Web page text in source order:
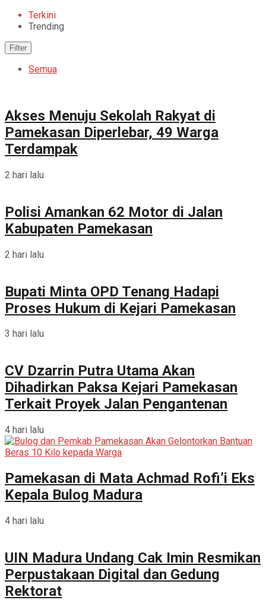
Terkini
Trending
Filter
Semua
Akses Menuju Sekolah Rakyat di
Pamekasan Diperlebar, 49 Warga
Terdampak
2 hari lalu
Polisi Amankan 62 Motor di Jalan
Kabupaten Pamekasan
2 hari lalu
Bupati Minta OPD Tenang Hadapi
Proses Hukum di Kejari Pamekasan
3 hari lalu
CV Dzarrin Putra Utama Akan
Dihadirkan Paksa Kejari Pamekasan
Terkait Proyek Jalan Pengantenan
4 hari lalu
Pamekasan di Mata Achmad Rofi’i Eks
Kepala Bulog Madura
4 hari lalu
UIN Madura Undang Cak Imin Resmikan
Perpustakaan Digital dan Gedung
Rektorat